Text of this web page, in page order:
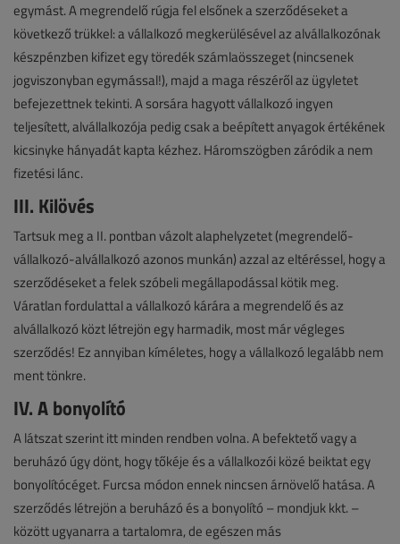
egymást. A megrendelő rúgja fel elsőnek a szerződéseket a
következő trükkel: a vállalkozó megkerülésével az alvállalkozónak
készpénzben kifizet egy töredék számlaösszeget (nincsenek
jogviszonyban egymással!), majd a maga részéről az ügyletet
befejezettnek tekinti. A sorsára hagyott vállalkozó ingyen
teljesített, alvállalkozója pedig csak a beépített anyagok értékének
kicsinyke hányadát kapta kézhez. Háromszögben záródik a nem
fizetési lánc.
III. Kilövés
Tartsuk meg a II. pontban vázolt alaphelyzetet (megrendelő-
vállalkozó-alvállalkozó azonos munkán) azzal az eltéréssel, hogy a
szerződéseket a felek szóbeli megállapodással kötik meg.
Váratlan fordulattal a vállalkozó kárára a megrendelő és az
alvállalkozó közt létrejön egy harmadik, most már végleges
szerződés! Ez annyiban kíméletes, hogy a vállalkozó legalább nem
ment tönkre.
IV. A bonyolító
A látszat szerint itt minden rendben volna. A befektető vagy a
beruházó úgy dönt, hogy tőkéje és a vállalkozói közé beiktat egy
bonyolítócéget. Furcsa módon ennek nincsen árnövelő hatása. A
szerződés létrejön a beruházó és a bonyolító – mondjuk kkt. –
között ugyanarra a tartalomra, de egészen más